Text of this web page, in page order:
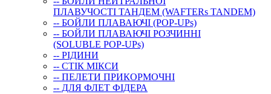
ПЛАВУЧОСТІ ТАНДЕМ (WAFTERs TANDEM)
-- БОЙЛИ ПЛАВАЮЧІ (POP-UPs)
-- БОЙЛИ ПЛАВАЮЧI РОЗЧИННI
(SOLUBLE POP-UPs)
-- РIДИНИ
-- СТIК МIКСИ
-- ПЕЛЕТИ ПРИКОРМОЧНІ
-- ДЛЯ ФЛЕТ ФІДЕРА